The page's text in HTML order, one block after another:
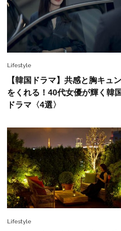
中村ゆりさ
幸福感”に目
白黒でもこ
ップス×パ
Fashion
40代の夏通
「オシャレ
Fashion
初夏はこれ
で即涼しげ
Lifestyle
【韓国ドラマ】共感と胸キュン
をくれる！40代女優が輝く韓国
ドラマ〈4選〉
Lifestyle